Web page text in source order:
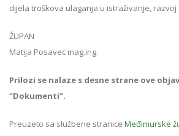
dijela troškova ulaganja u istraživanje, razvoj
ŽUPAN
Matija Posavec mag.ing.
Prilozi se nalaze s desne strane ove
“Dokumenti”.
Preuzeto sa službene stranice Međimurske